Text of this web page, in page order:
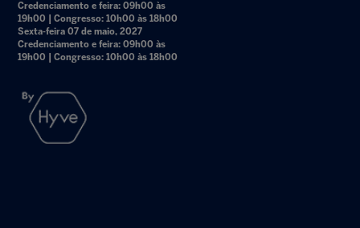
Credenciamento e feira: 09h00 às
19h00 | Congresso: 10h00 às 18h00
Sexta-feira 07 de maio, 2027
Credenciamento e feira: 09h00 às
19h00 | Congresso: 10h00 às 18h00